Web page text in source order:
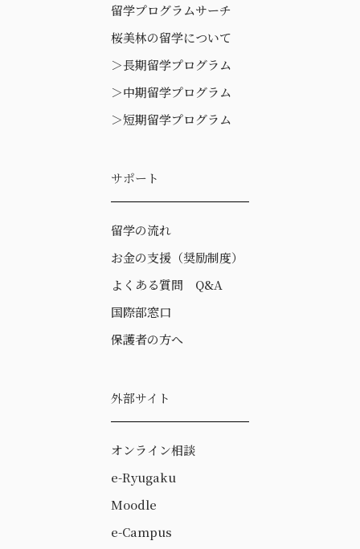
留学プログラムサーチ
桜美林の留学について
＞長期留学プログラム
＞中期留学プログラム
＞短期留学プログラム
サポート
留学の流れ
お金の支援（奨励制度）
よくある質問 Q&A
国際部窓口
保護者の方へ
外部サイト
オンライン相談
e-Ryugaku
Moodle
e-Campus